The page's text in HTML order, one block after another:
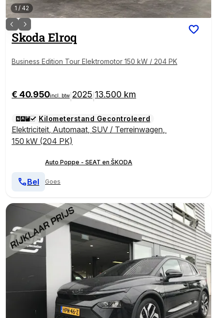
1 / 42
SkodaElroq
Business Edition Tour Elektromotor 150 kW / 204 PK
€ 40.950incl. btw 2025 13.500 km
Kilometerstand Gecontroleerd
Elektriciteit, Automaat, SUV / Terreinwagen,
150 kW (204 PK)
Auto Poppe - SEAT en ŠKODA
Goes
Bel